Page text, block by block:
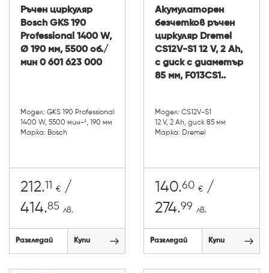
Ръчен циркуляр
Bosch GKS 190
Professional 1400 W,
Ø 190 мм, 5500 об./
мин 0 601 623 000
Модел: GKS 190 Professional
1400 W, 5500 мин-¹, 190 мм
Марка: Bosch
212.11 € /
414.85 лв.
Разгледай Купи
Акумулаторен
безчетков ръчен
циркуляр Dremel
CS12V-S1 12 V, 2 Ah,
с диск с диаметър
85 мм, F013CS1..
Модел: CS12V-S1
12 V, 2 Ah, диск 85 мм
Марка: Dremel
140.60 € /
274.99 лв.
Разгледай Купи